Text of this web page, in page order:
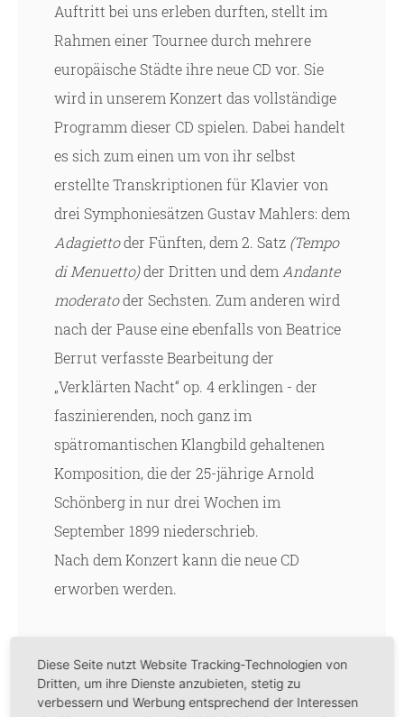
Auftritt bei uns erleben durften, stellt im
Rahmen einer Tournee durch mehrere
europäische Städte ihre neue CD vor. Sie
wird in unserem Konzert das vollständige
Programm dieser CD spielen. Dabei handelt
es sich zum einen um von ihr selbst
erstellte Transkriptionen für Klavier von
drei Symphoniesätzen Gustav Mahlers: dem
Adagiettoder Fünften, dem 2. Satz (Tempo
di Menuetto)der Dritten und dem Andante
moderatoder Sechsten. Zum anderen wird
nach der Pause eine ebenfalls von Beatrice
Berrut verfasste Bearbeitung der
„Verklärten Nacht“ op. 4 erklingen - der
faszinierenden, noch ganz im
spätromantischen Klangbild gehaltenen
Komposition, die der 25-jährige Arnold
Schönberg in nur drei Wochen im
September 1899 niederschrieb.
Nach dem Konzert kann die neue CD
erworben werden.
Die Schweizer PianistinBeatrice Berruthat
sich unter anderem als Liszt-Spezialistin
Diese Seite nutzt Website Tracking-Technologien von
Dritten, um ihre Dienste anzubieten, stetig zu
verbessern und Werbung entsprechend der Interessen